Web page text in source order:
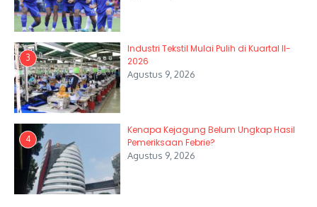
3
Industri Tekstil Mulai Pulih di Kuartal II-
2026
Agustus 9, 2026
4
Kenapa Kejagung Belum Ungkap Hasil
Pemeriksaan Febrie?
Agustus 9, 2026